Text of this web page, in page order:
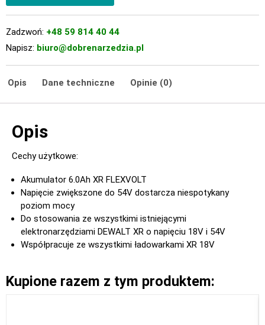
Zadzwoń: +48 59 814 40 44
Napisz: biuro@dobrenarzedzia.pl
Opis Dane techniczne Opinie (0)
Opis
Cechy użytkowe:
Akumulator 6.0Ah XR FLEXVOLT
Napięcie zwiększone do 54V dostarcza niespotykany
poziom mocy
Do stosowania ze wszystkimi istniejącymi
elektronarzędziami DEWALT XR o napięciu 18V i 54V
Współpracuje ze wszystkimi ładowarkami XR 18V
Kupione razem z tym produktem: